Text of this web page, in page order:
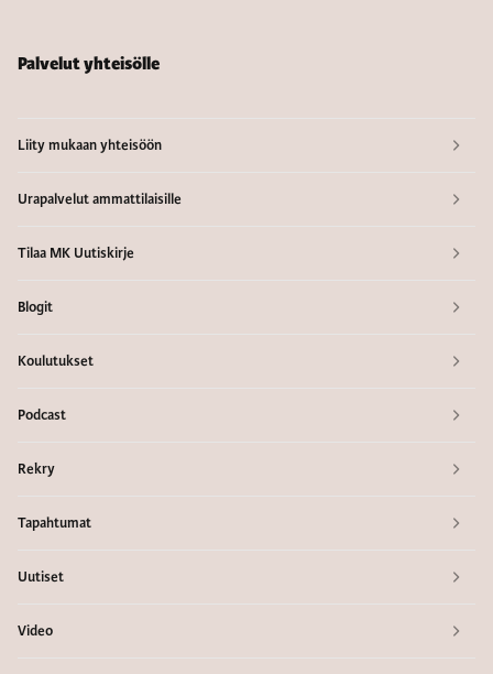
Palvelut yhteisölle
Liity mukaan yhteisöön
Urapalvelut ammattilaisille
Tilaa MK Uutiskirje
Blogit
Koulutukset
Podcast
Rekry
Tapahtumat
Uutiset
Video